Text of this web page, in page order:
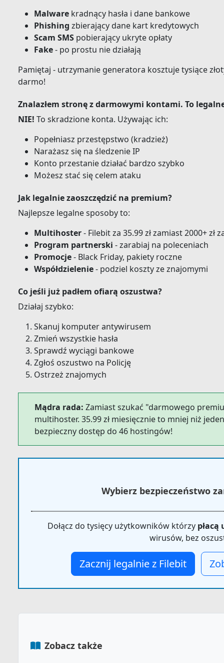
Malware kradnący hasła i dane bankowe
Phishing zbierający dane kart kredytowych
Scam SMS pobierający ukryte opłaty
Fake- po prostu nie działają
Pamiętaj - utrzymanie generatora kosztuje tysiące
darmo!
Znalazłem stronę z darmowymi kontami. To
NIE! To skradzione konta. Używając ich:
Popełniasz przestępstwo (kradzież)
Narażasz się na śledzenie IP
Konto przestanie działać bardzo szybko
Możesz stać się celem ataku
Jak legalnie zaoszczędzić na premium?
Najlepsze legalne sposoby to:
Multihoster- Filebit za 35.99 zł zamiast 2000+ zł
Program partnerski - zarabiaj na poleceniach
Promocje- Black Friday, pakiety roczne
Współdzielenie- podziel koszty ze znajomymi
Co jeśli już padłem ofiarą oszustwa?
Działaj szybko:
Skanuj komputer antywirusem
Zmień wszystkie hasła
Sprawdź wyciągi bankowe
Zgłoś oszustwo na Policję
Ostrzeż znajomych
Mądra rada: Zamiast szukać "darmowego
multihoster. 35.99 zł miesięcznie to mniej niż
bezpieczny dostęp do 46 hostingów!
Wybierz bezpieczeństwo
Dołącz do tysięcy użytkowników którzy
wirusów, bez
Zacznij legalnie z Filebit
Zobacz także